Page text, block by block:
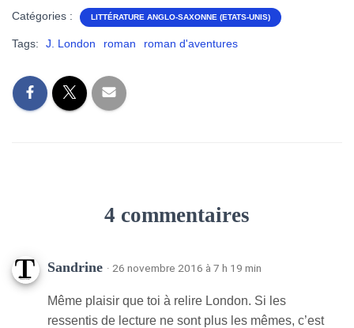
Catégories : LITTÉRATURE ANGLO-SAXONNE (ETATS-UNIS)
Tags: J. London roman roman d'aventures
4 commentaires
Sandrine · 26 novembre 2016 à 7 h 19 min
Même plaisir que toi à relire London. Si les
ressentis de lecture ne sont plus les mêmes, c’est